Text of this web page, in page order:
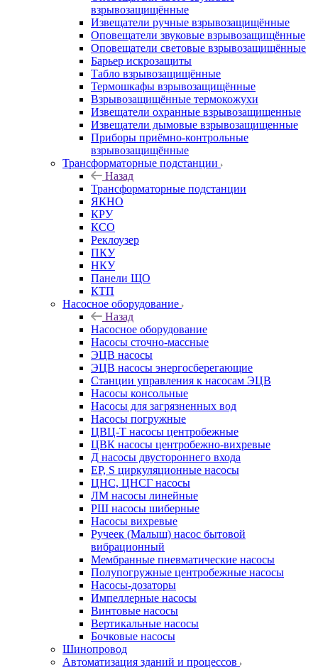
взрывозащищённые
Извещатели ручные взрывозащищённые
Оповещатели звуковые взрывозащищённые
Оповещатели световые взрывозащищённые
Барьер искрозащиты
Табло взрывозащищённые
Термошкафы взрывозащищённые
Взрывозащищённые термокожухи
Извещатели охранные взрывозащищенные
Извещатели дымовые взрывозащищенные
Приборы приёмно-контрольные
взрывозащищённые
Трансформаторные подстанции
Назад
Трансформаторные подстанции
ЯКНО
КРУ
КСО
Реклоузер
ПКУ
НКУ
Панели ЩО
КТП
Насосное оборудование
Назад
Насосное оборудование
Насосы сточно-массные
ЭЦВ насосы
ЭЦВ насосы энергосберегающие
Станции управления к насосам ЭЦВ
Насосы консольные
Насосы для загрязненных вод
Насосы погружные
ЦВЦ-Т насосы центробежные
ЦВК насосы центробежно-вихревые
Д насосы двустороннего входа
EP, S циркуляционные насосы
ЦНС, ЦНСГ насосы
ЛМ насосы линейные
РШ насосы шиберные
Насосы вихревые
Ручеек (Малыш) насос бытовой
вибрационный
Мембранные пневматические насосы
Полупогружные центробежные насосы
Насосы-дозаторы
Импеллерные насосы
Винтовые насосы
Вертикальные насосы
Бочковые насосы
Шинопровод
Автоматизация зданий и процессов